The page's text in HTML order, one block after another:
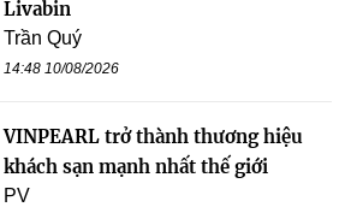
Livabin
Trần Quý
14:48 10/08/2026
VINPEARL trở thành thương hiệu
khách sạn mạnh nhất thế giới
PV